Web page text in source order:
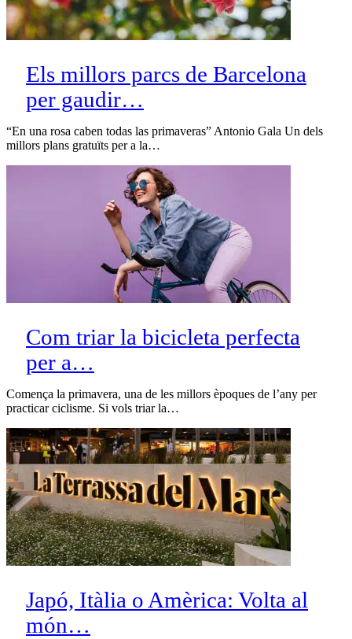
Els millors parcs de Barcelona
per gaudir…
“En una rosa caben todas las primaveras” Antonio Gala Un dels
millors plans gratuïts per a la…
Com triar la bicicleta perfecta
per a…
Comença la primavera, una de les millors èpoques de l’any per
practicar ciclisme. Si vols triar la…
Japó, Itàlia o Amèrica: Volta al
món…